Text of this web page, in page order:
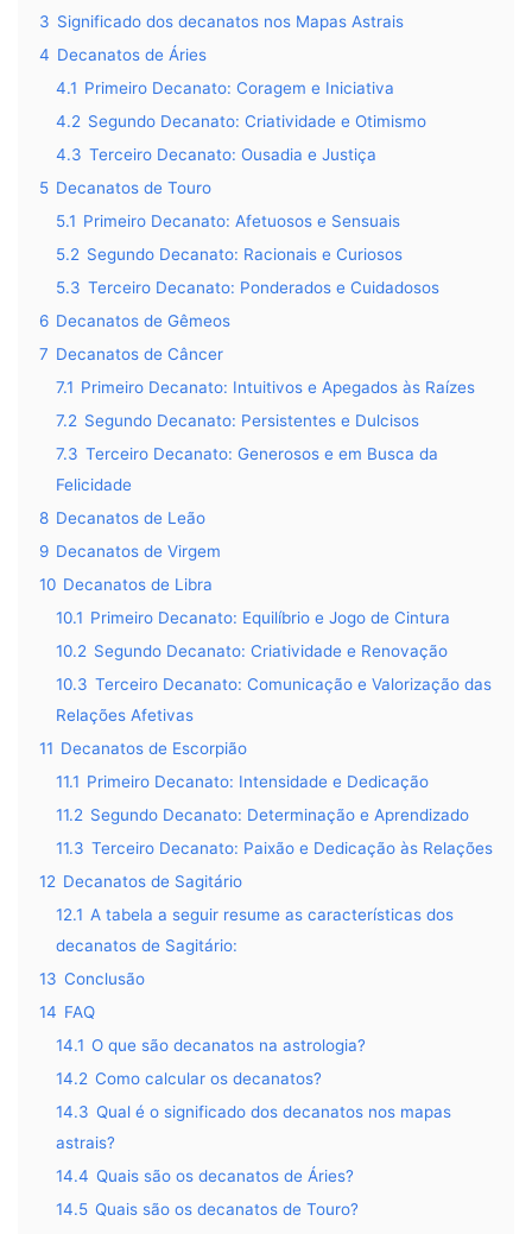
3 Significado dos decanatos nos Mapas Astrais
4 Decanatos de Áries
4.1 Primeiro Decanato: Coragem e Iniciativa
4.2 Segundo Decanato: Criatividade e Otimismo
4.3 Terceiro Decanato: Ousadia e Justiça
5 Decanatos de Touro
5.1 Primeiro Decanato: Afetuosos e Sensuais
5.2 Segundo Decanato: Racionais e Curiosos
5.3 Terceiro Decanato: Ponderados e Cuidadosos
6 Decanatos de Gêmeos
7 Decanatos de Câncer
7.1 Primeiro Decanato: Intuitivos e Apegados às Raízes
7.2 Segundo Decanato: Persistentes e Dulcisos
7.3 Terceiro Decanato: Generosos e em Busca da
Felicidade
8 Decanatos de Leão
9 Decanatos de Virgem
10 Decanatos de Libra
10.1 Primeiro Decanato: Equilíbrio e Jogo de Cintura
10.2 Segundo Decanato: Criatividade e Renovação
10.3 Terceiro Decanato: Comunicação e Valorização das
Relações Afetivas
11 Decanatos de Escorpião
11.1 Primeiro Decanato: Intensidade e Dedicação
11.2 Segundo Decanato: Determinação e Aprendizado
11.3 Terceiro Decanato: Paixão e Dedicação às Relações
12 Decanatos de Sagitário
12.1 A tabela a seguir resume as características dos
decanatos de Sagitário:
13 Conclusão
14 FAQ
14.1 O que são decanatos na astrologia?
14.2 Como calcular os decanatos?
14.3 Qual é o significado dos decanatos nos mapas
astrais?
14.4 Quais são os decanatos de Áries?
14.5 Quais são os decanatos de Touro?